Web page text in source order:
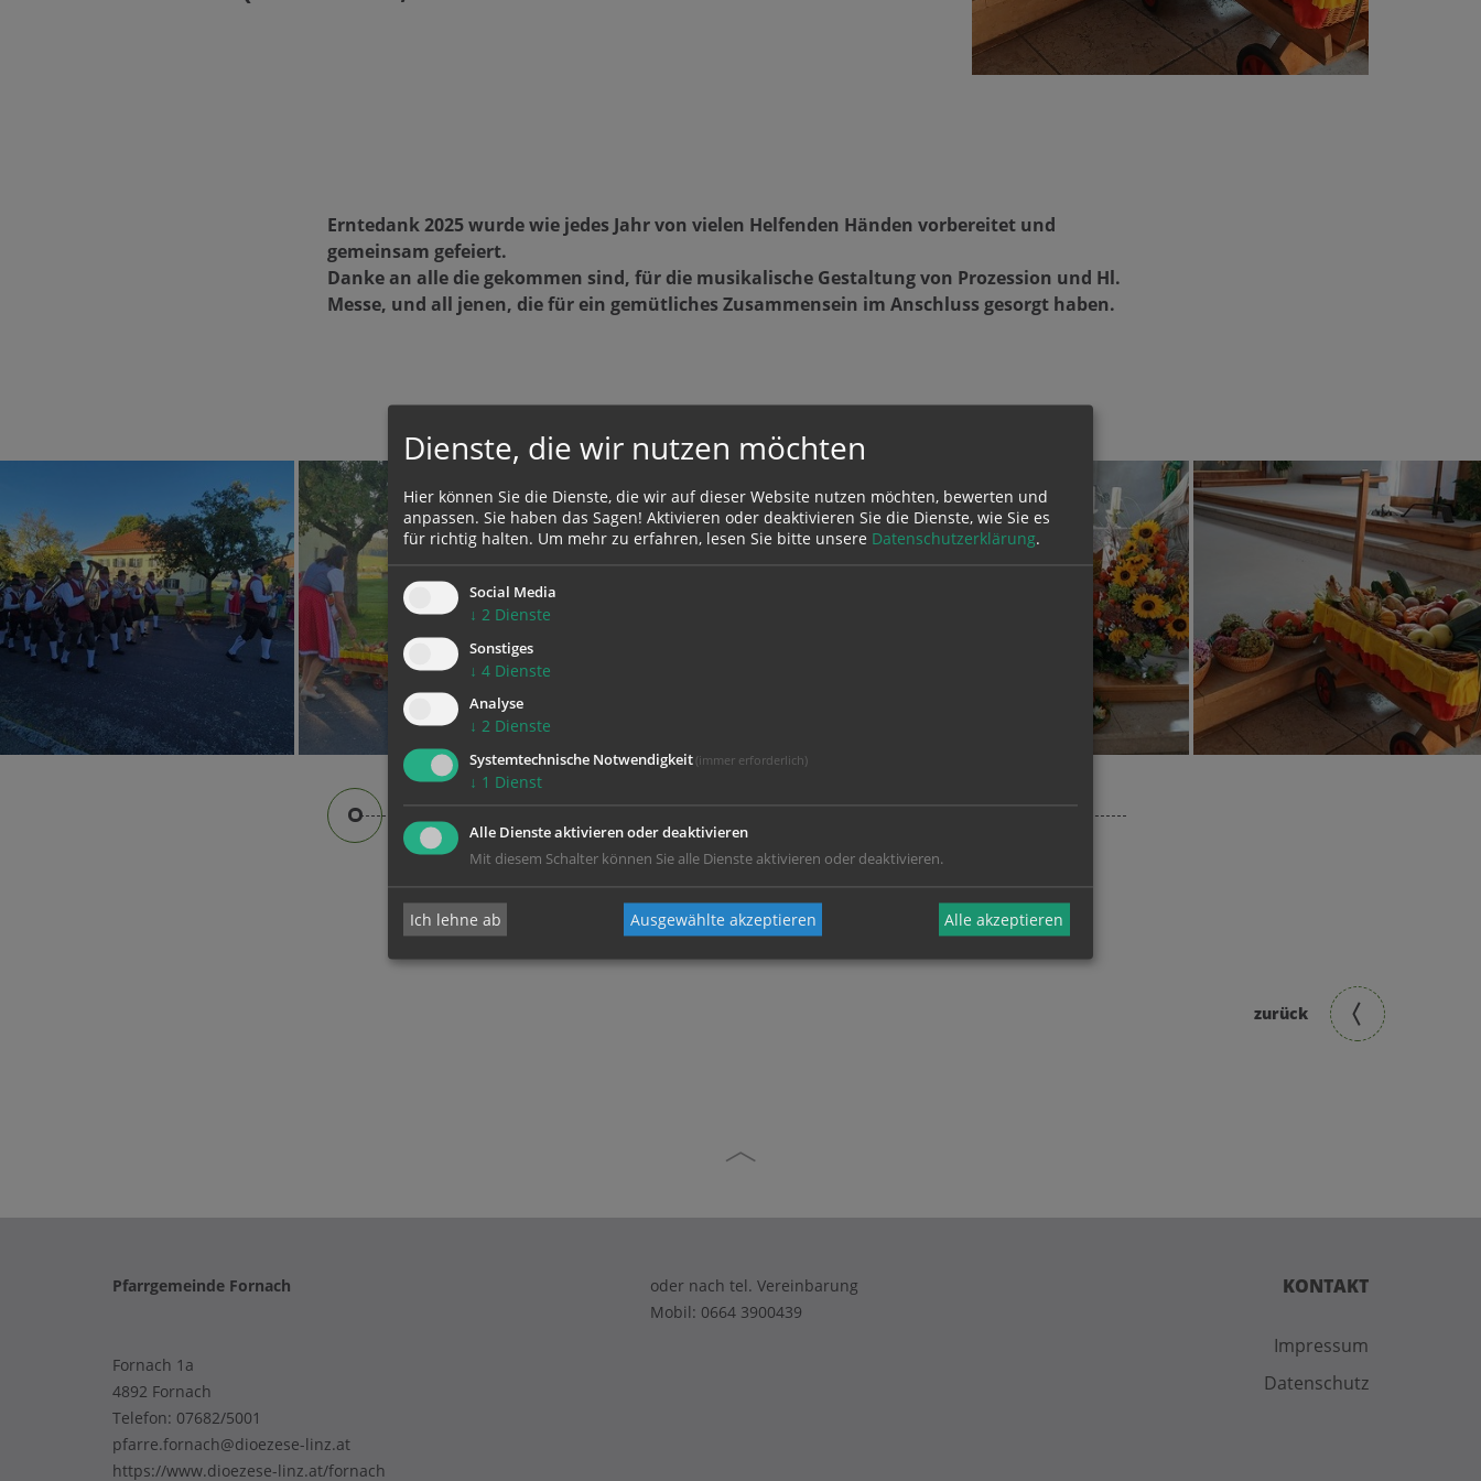
Erntedank 2025 wurde wie jedes Jahr von vielen Helfenden Händen vorbereitet und
gemeinsam gefeiert.
Danke an alle die gekommen sind, für die musikalische Gestaltung von Prozession und Hl.
Messe, und all jenen, die für ein gemütliches Zusammensein im Anschluss gesorgt haben.
zurück
KONTAKT
Impressum
Datenschutz
Pfarrgemeinde Fornach
Fornach 1a
4892 Fornach
Telefon: 07682/5001
pfarre.fornach@dioezese-linz.at
https://www.dioezese-linz.at/fornach
oder nach tel. Vereinbarung
Mobil: 0664 3900439
Dienste, die wir nutzen möchten
Hier können Sie die Dienste, die wir auf dieser Website nutzen möchten, bewerten und
anpassen. Sie haben das Sagen! Aktivieren oder deaktivieren Sie die Dienste, wie Sie es
für richtig halten. Um mehr zu erfahren, lesen Sie bitte unsere Datenschutzerklärung.
Social Media
↓ 2 Dienste
Sonstiges
↓ 4 Dienste
Analyse
↓ 2 Dienste
Systemtechnische Notwendigkeit (immer erforderlich)
↓ 1 Dienst
Alle Dienste aktivieren oder deaktivieren
Mit diesem Schalter können Sie alle Dienste aktivieren oder deaktivieren.
Ich lehne ab Ausgewählte akzeptieren Alle akzeptieren